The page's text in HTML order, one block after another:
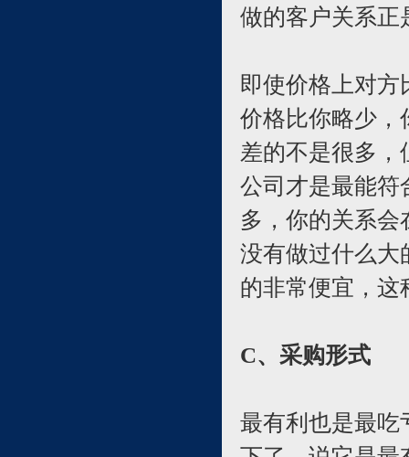
做的客户关系正
即使价格上对
价格比你略少，
差的不是很多，
公司才是最能符
多，你的关系
没有做过什么大
的非常便宜，这
C、采购形式
最有利也是最吃